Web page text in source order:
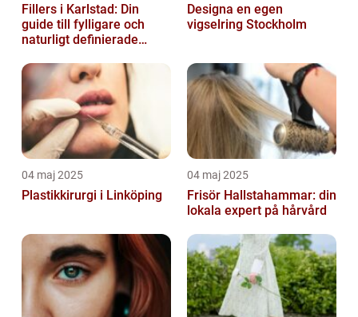
Fillers i Karlstad: Din
guide till fylligare och
naturligt definierade
Designa en egen
vigselring Stockholm
04 maj 2025
Plastikkirurgi i Linköping
04 maj 2025
Frisör Hallstahammar: din
lokala expert på hårvård